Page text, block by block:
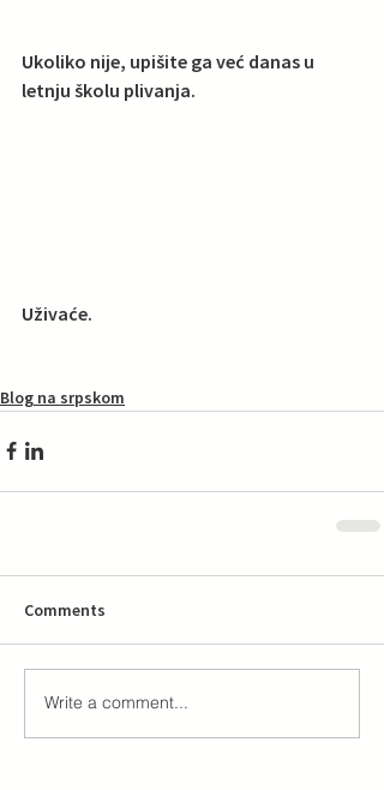
Ukoliko nije, upišite ga već danas u
letnju školu plivanja.
Uživaće.
Blog na srpskom
Comments
Write a comment...